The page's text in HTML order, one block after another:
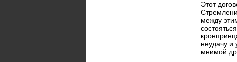
Этот
между
неудачу и
мнимой